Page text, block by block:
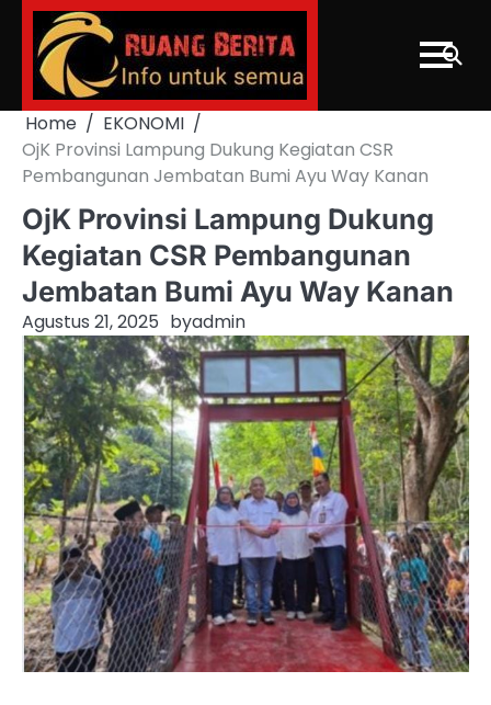
Skip
content
Home
EKONOMI
OjK Provinsi Lampung Dukung Kegiatan CSR
Pembangunan Jembatan Bumi Ayu Way Kanan
OjK Provinsi Lampung Dukung
Kegiatan CSR Pembangunan
Jembatan Bumi Ayu Way Kanan
Agustus 21, 2025 byadmin